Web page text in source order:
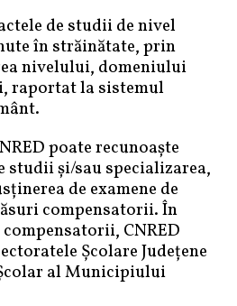
de studii de nivel
în străinătate, prin
nivelului, domeniului
raportat la sistemul
poate recunoaște
studii și/sau specializarea,
de examene de
compensatorii. În
CNRED
Școlare Județene
al Municipiului